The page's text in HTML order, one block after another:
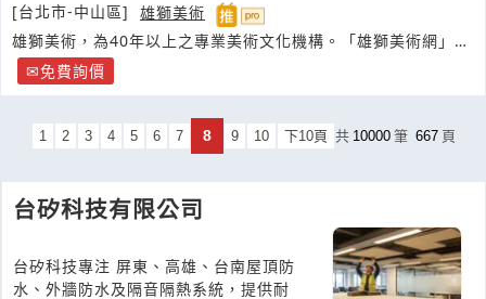
[台北市-中山區]
雄獅美術
雄獅美術，為40年以上之專業美術文化機構。「雄獅美術網」提
供雄獅圖書公司所有相關出版品之圖
免費詢價
1 2 3 4 5 6 7 8 9 10 下10頁 共 10000 筆 667 頁
台矽科技有限公司
台矽科技專注 屏東、高雄、台南屋頂防
水、外牆防水及隔音隔熱系統，提供耐